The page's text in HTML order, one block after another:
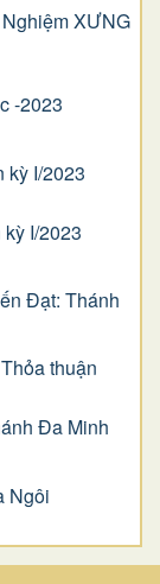
XƯNG
-2023
kỳ I/2023
I/2023
Đạt: Thánh
thuận
Đa Minh
Ngôi